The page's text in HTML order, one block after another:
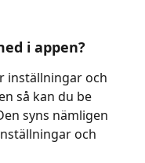
i appen?
inställningar och
så kan du be
syns nämligen
och